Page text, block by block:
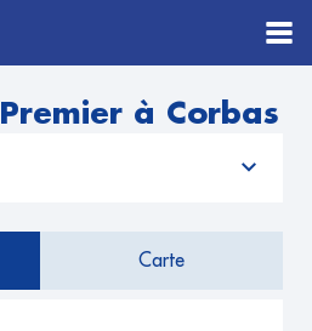
à Corbas
Carte